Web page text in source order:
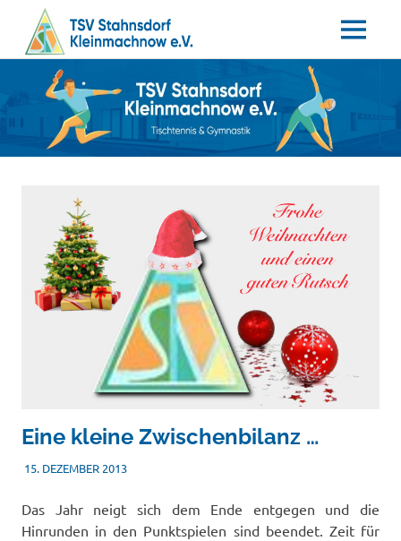
springen
TSV
Stahnsdorf
/
Kleinmachnow
e.V.
Tischtennis
Gymnastik
MENÜ
Eine kleine Zwischenbilanz …
15. DEZEMBER 2013TSVADMIN
NACHWUCHS
Das Jahr neigt sich dem Ende entgegen und die
Hinrunden in den Punktspielen sind beendet. Zeit für